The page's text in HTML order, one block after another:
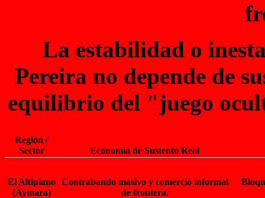
La estabilidad o
Pereira no depende de
equilibrio del "juego
Región /
Sector
Economía de Sustento Real
El Altiplano
(Aymara)
Contrabando masivo y comercio informal
de frontera.